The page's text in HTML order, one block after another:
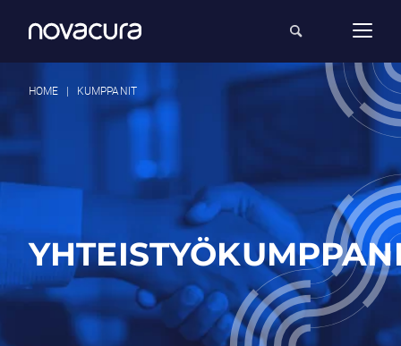
HOME KUMPPANIT